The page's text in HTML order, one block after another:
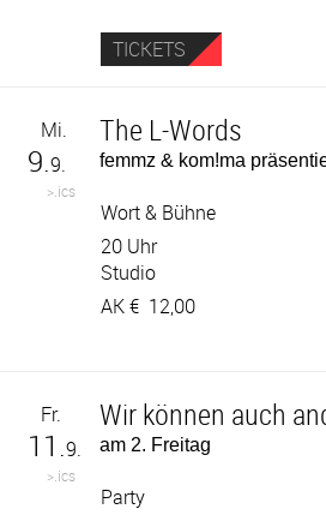
TICKETS
Mi.
9.9.
>.ics
The L-Words
femmz & kom!ma
Wort & Bühne
20 Uhr
Studio
AK € 12,00
Fr.
11.9.
>.ics
Wir können auch
am 2. Freitag
Party